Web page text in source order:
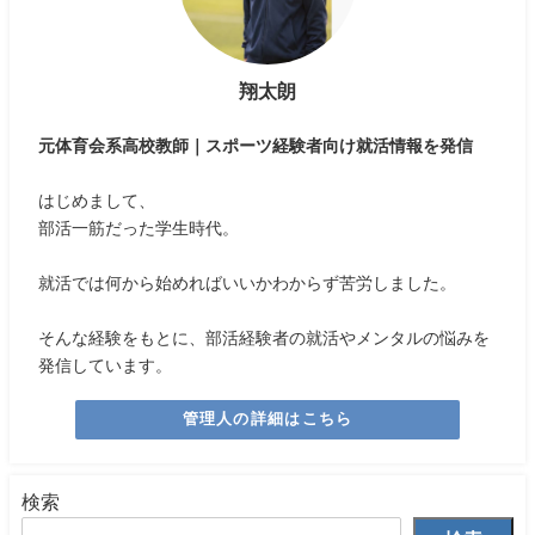
翔太朗
元体育会系高校教師｜スポーツ経験者向け就活情報を発信
はじめまして、
部活一筋だった学生時代。
就活では何から始めればいいかわからず苦労しました。
そんな経験をもとに、部活経験者の就活やメンタルの悩みを
発信しています。
管理人の詳細はこちら
検索